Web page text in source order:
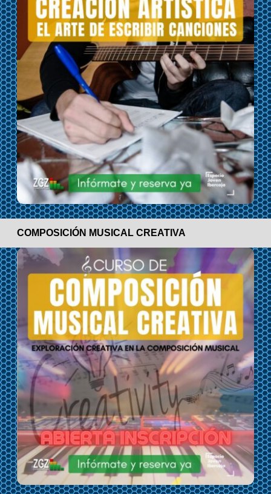
COMPOSICIÓN MUSICAL CREATIVA